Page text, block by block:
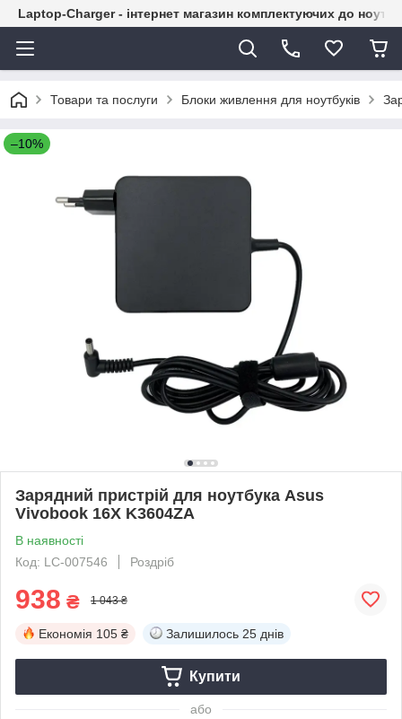
Laptop-Charger - інтернет магазин комплектуючих до
Товари та послуги Блоки живлення для ноутбуків
–10%
Зарядний пристрій для ноутбука Asus
Vivobook 16X K3604ZA
В наявності
Код: LC-007546
Роздріб
938 ₴ 1 043 ₴
Економія 105 ₴ Залишилось 25 днів
Купити
або